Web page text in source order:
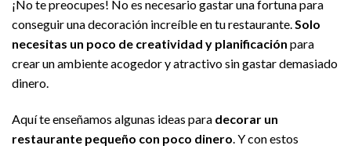
¡No te preocupes! No es necesario gastar una fortuna para
conseguir una decoración increíble en tu restaurante.Solo
necesitas un poco de creatividad y planificación para
crear un ambiente acogedor y atractivo sin gastar demasiado
dinero.
Aquí te enseñamos algunas ideas para decorar un
restaurante pequeño con poco dinero. Y con estos